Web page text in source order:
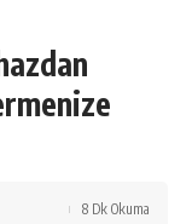
8 Dk Okuma